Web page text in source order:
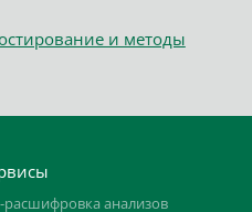
и методы
анализов